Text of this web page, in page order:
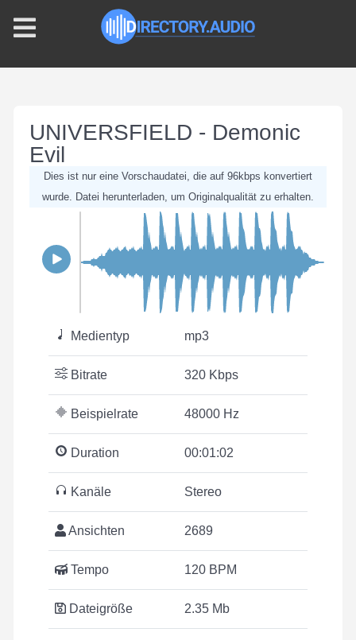
UNIVERSFIELD - Demonic
Evil
Dies ist nur eine Vorschaudatei, die auf 96kbps konvertiert
wurde. Datei herunterladen, um Originalqualität zu erhalten.
Medientyp mp3
Bitrate 320 Kbps
Beispielrate 48000 Hz
Duration 00:01:02
Kanäle Stereo
Ansichten 2689
Tempo 120 BPM
Dateigröße 2.35 Mb